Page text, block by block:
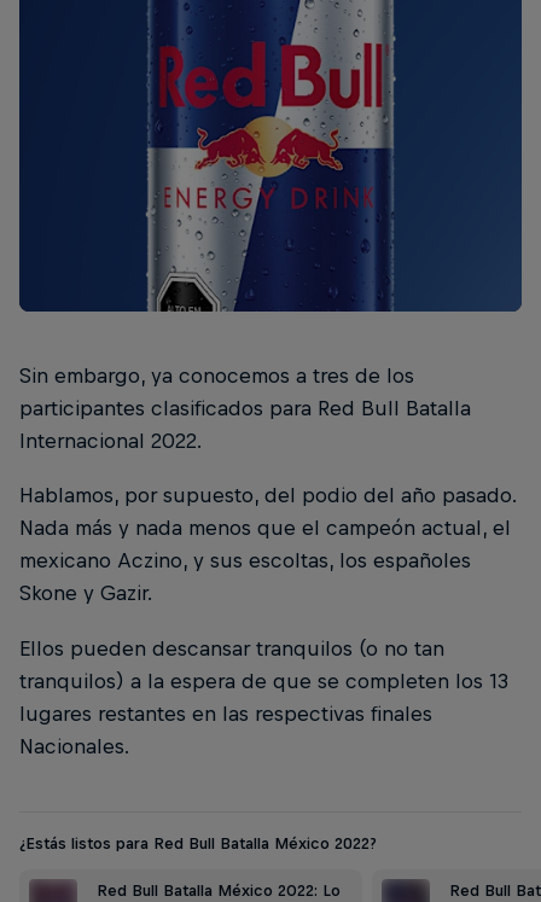
Sin embargo, ya conocemos a tres de los
participantes clasificados para Red Bull Batalla
Internacional 2022.
Hablamos, por supuesto, del podio del año pasado.
Nada más y nada menos que el campeón actual, el
mexicano Aczino, y sus escoltas, los españoles
Skone y Gazir.
Ellos pueden descansar tranquilos (o no tan
tranquilos) a la espera de que se completen los 13
lugares restantes en las respectivas finales
Nacionales.
¿Estás listos para Red Bull Batalla México 2022?
Red Bull Batalla México 2022: Lo Red Bull